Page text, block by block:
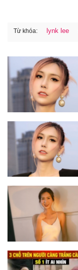
Từ khóa: lynk lee